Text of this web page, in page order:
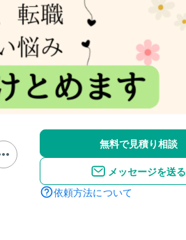
無料で見積り相談
メッセージを送る
依頼方法について